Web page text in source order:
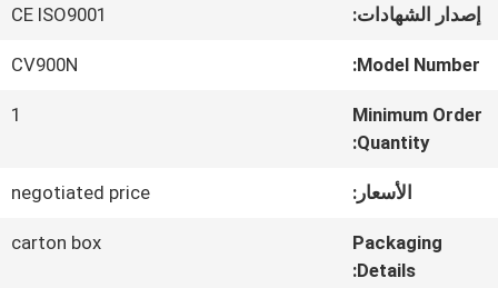
في
المعمل
الجودة
إصدار الشهادات: CE ISO9001
Model Number:
CV900N
Minimum Order
Quantity:
1
الأسعار: negotiated price
Packaging
Details:
carton box